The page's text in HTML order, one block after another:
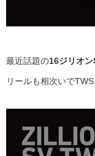
最近話題の16ジリオン
リールも相次いでTWS